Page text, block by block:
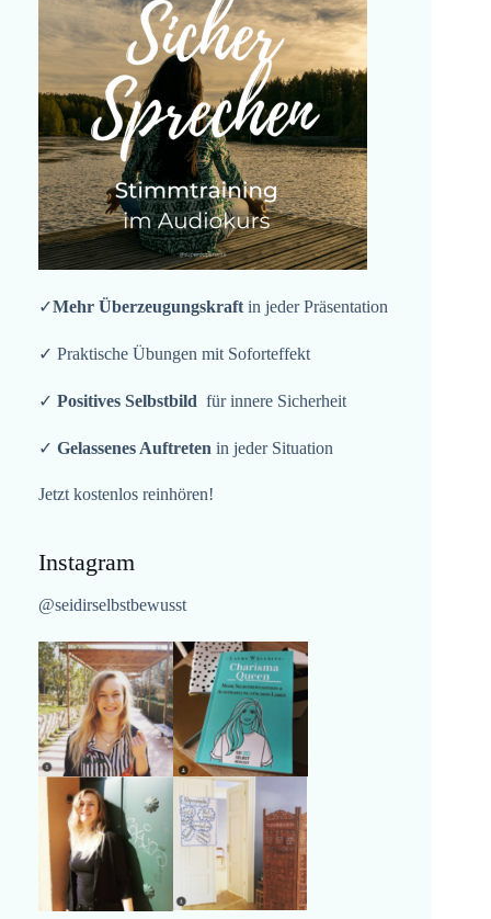
✓Mehr Überzeugungskraft in jeder Präsentation
✓ Praktische Übungen mit Soforteffekt
✓ Positives Selbstbild für innere Sicherheit
✓ Gelassenes Auftreten in jeder Situation
Jetzt kostenlos reinhören!
Instagram
@seidirselbstbewusst